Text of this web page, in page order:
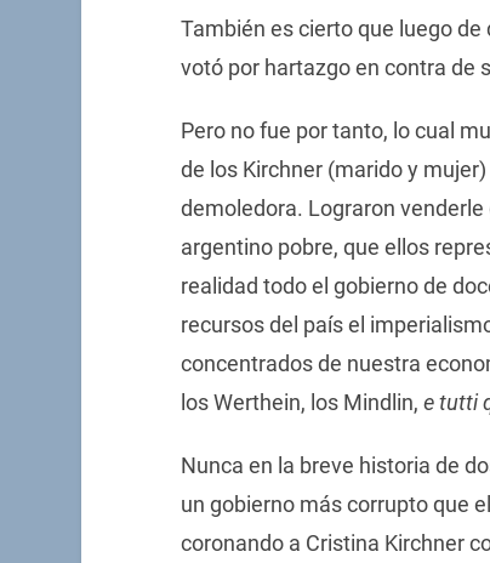
También es cierto que luego
votó por hartazgo en contra de
Pero no fue por tanto, lo cual
de los Kirchner (marido y
demoledora. Lograron
argentino pobre, que ellos
realidad todo el gobierno de
recursos del país el
concentrados de nuestra
los Werthein, los Mindlin, e tutti
Nunca en la breve historia de
un gobierno más corrupto que
coronando a Cristina Kirchner